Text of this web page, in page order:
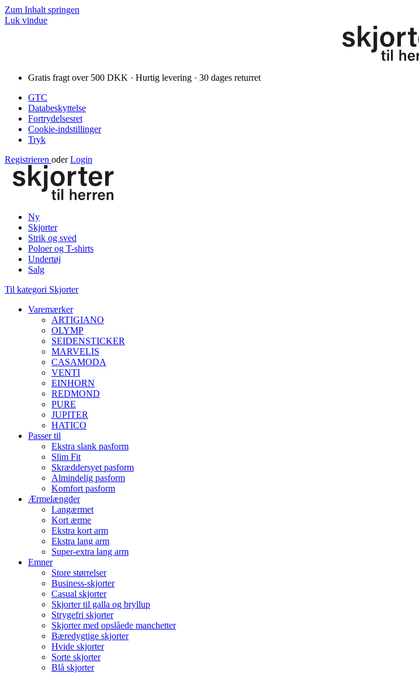
Zum Inhalt springen
Luk vindue
Gratis fragt over 500 DKK · Hurtig levering · 30 dages returret
GTC
Databeskyttelse
Fortrydelsesret
Cookie-indstillinger
Tryk
Registrieren oder Login
Ny
Skjorter
Strik og sved
Poloer og T-shirts
Undertøj
Salg
Til kategori Skjorter
Varemærker
ARTIGIANO
OLYMP
SEIDENSTICKER
MARVELIS
CASAMODA
VENTI
EINHORN
REDMOND
PURE
JUPITER
HATICO
Passer til
Ekstra slank pasform
Slim Fit
Skræddersyet pasform
Almindelig pasform
Komfort pasform
Ærmelængder
Langærmet
Kort ærme
Ekstra kort arm
Ekstra lang arm
Super-extra lang arm
Emner
Store størrelser
Business-skjorter
Casual skjorter
Skjorter til galla og bryllup
Strygefri skjorter
Skjorter med opslåede manchetter
Bæredygtige skjorter
Hvide skjorter
Sorte skjorter
Blå skjorter